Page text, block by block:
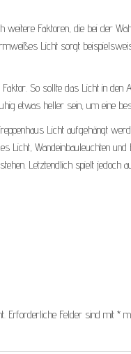
Faktoren, die bei der
Licht sorgt
So sollte das Licht in
etwas heller sein, um eine
Licht aufgehängt
Licht, Wandeinbauleuchten
Letztendlich spielt jedoch
Erforderliche Felder sind mit *